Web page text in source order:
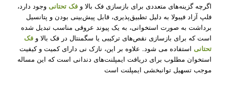
اگرچه گزینه‌های متعددی برای بازسازی فک بالا و فک تحتانیوجود دارد،
فلپ آزاد فیبولا به دلیل تطبیق‌پذیری، قابل پیش‌بینی بودن و پتانسیل
برداشت به صورت استخوانی، به یک پیوند عروقی مناسب تبدیل شده
است که برای بازسازی نقص‌های ترکیبی یا سگمنتال در فک بالا و فک
تحتانیاستفاده می شود. علاوه بر این، نازک نی دارای کمیت و کیفیت
استخوان مطلوب برای دریافت ایمپلنت‌های دندانی است که این مساله
موجب تسهیل توانبخشی ایمپلنت است